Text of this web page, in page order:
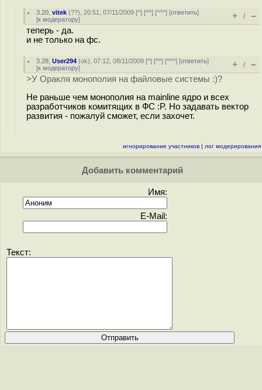
3.20 ,vitek (??), 20:51, 07/11/2009 [^] [^^] [^^^] [ответить]
[к модератору] + / –
теперь - да.
и не только на фс.
3.28 ,User294 (ok), 07:12, 08/11/2009 [^] [^^] [^^^] [ответить]
[к модератору] + / –
>У Оракля монополия на файловые системы :)?
Не раньше чем монополия на mainline ядро и всех
разработчиков комитящих в ФС :P. Но задавать вектор
развития - пожалуй сможет, если захочет.
игнорирование участников | лог модерирования
Добавить комментарий
Имя:
E-Mail:
Текст: